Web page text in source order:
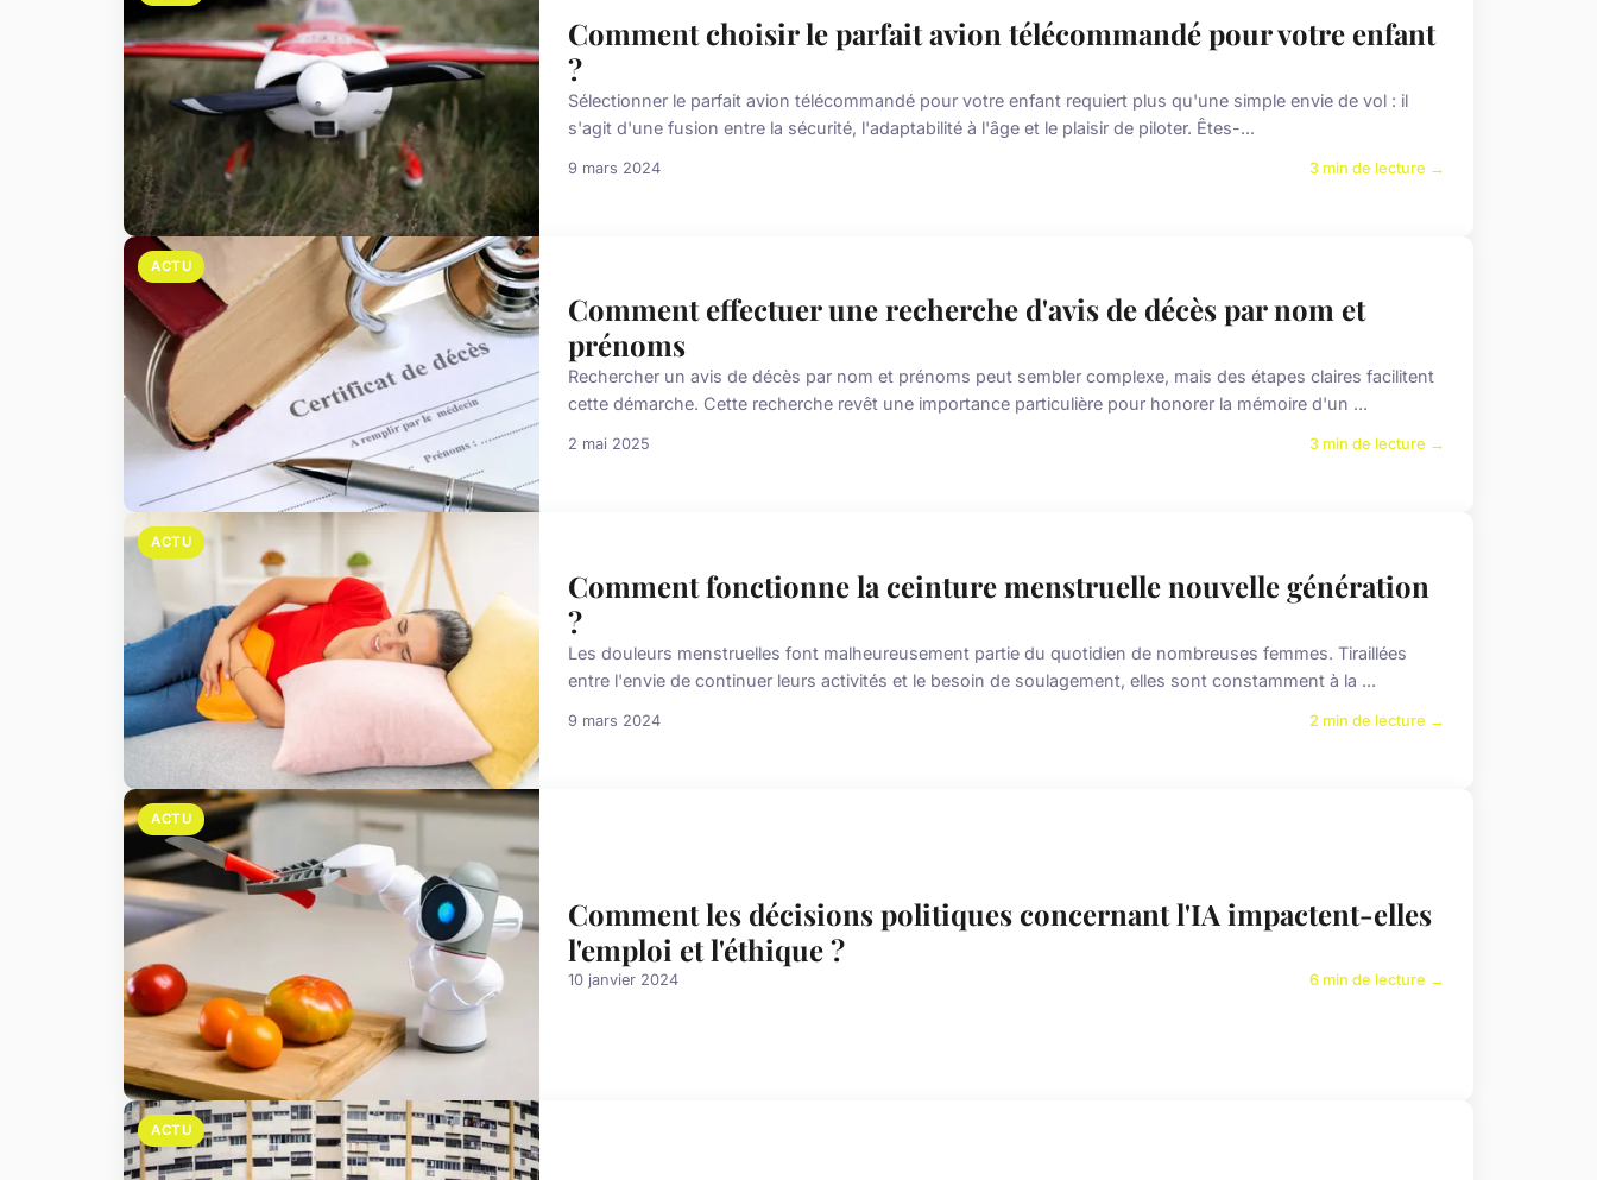
Comment choisir le parfait avion télécommandé pour votre enfant
?
Sélectionner le parfait avion télécommandé pour votre enfant requiert plus qu'une simple envie de vol : il
s'agit d'une fusion entre la sécurité, l'adaptabilité à l'âge et le plaisir de piloter. Êtes-...
9 mars 2024 3 min de lecture →
ACTU
Comment effectuer une recherche d'avis de décès par nom et
prénoms
Rechercher un avis de décès par nom et prénoms peut sembler complexe, mais des étapes claires facilitent
cette démarche. Cette recherche revêt une importance particulière pour honorer la mémoire d'un ...
2 mai 2025 3 min de lecture →
ACTU
Comment fonctionne la ceinture menstruelle nouvelle génération
?
Les douleurs menstruelles font malheureusement partie du quotidien de nombreuses femmes. Tiraillées
entre l'envie de continuer leurs activités et le besoin de soulagement, elles sont constamment à la ...
9 mars 2024 2 min de lecture →
ACTU
Comment les décisions politiques concernant l'IA impactent-elles
l'emploi et l'éthique ?
10 janvier 2024 6 min de lecture →
ACTU